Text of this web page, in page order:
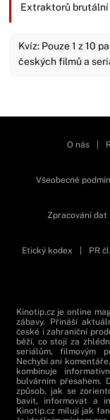
Extraktorů brutální
Kvíz: Pouze 1 z 10
českých filmů a
O nás
Všeobecné
Zpracování dat
Etický kodex PR
Kinotip.cz je online
zábavy. Přináší
české i zahraniční
běží, co stojí za
seriálům, filmovým
Nechybí ani
kombinuje
bulvárním přesahem.
způsob, jak se
bavit, informovat a
Kinotip.cz milují jak